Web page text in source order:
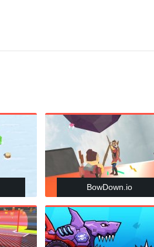
BowDown.io